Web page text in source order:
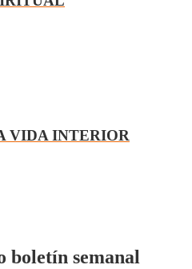
VIDA INTERIOR
boletín semanal